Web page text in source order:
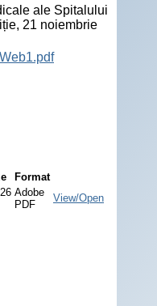
ale Spitalului
21 noiembrie
Format
Adobe
PDF
View/Open